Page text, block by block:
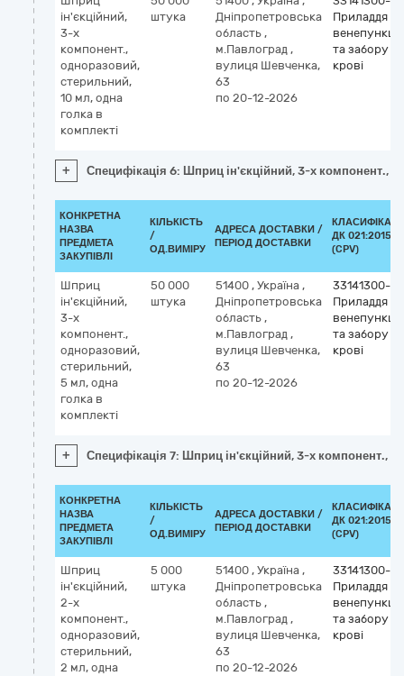
ін'єкційний,
3-х
компонент.,
одноразовий,
стерильний,
10 мл, одна
голка в
комплекті
штука
Дніпропетровська
область ,
м.Павлоград ,
вулиця Шевченка,
63
по 20-12-2026
Приладдя
венепункції
та забору
крові
+ Специфікація 6: Шприц ін'єкційний, 3-х компонент.,
КОНКРЕТНА
НАЗВА
ПРЕДМЕТА
ЗАКУПІВЛІ
КІЛЬКІСТЬ
/
ОД.ВИМІРУ
АДРЕСА ДОСТАВКИ /
ПЕРІОД ДОСТАВКИ
ДК 021:2015
(CPV)
Шприц
ін'єкційний,
3-х
компонент.,
одноразовий,
стерильний,
5 мл, одна
голка в
комплекті
50 000
штука
51400 , Україна ,
Дніпропетровська
область ,
м.Павлоград ,
вулиця Шевченка,
63
по 20-12-2026
33141300-3
Приладдя
венепункції
та забору
крові
+ Специфікація 7: Шприц ін'єкційний, 3-х компонент.,
КОНКРЕТНА
НАЗВА
ПРЕДМЕТА
ЗАКУПІВЛІ
КІЛЬКІСТЬ
/
ОД.ВИМІРУ
АДРЕСА ДОСТАВКИ /
ПЕРІОД ДОСТАВКИ
ДК 021:2015
(CPV)
Шприц
ін'єкційний,
2-х
компонент.,
одноразовий,
стерильний,
2 мл, одна
5 000
штука
51400 , Україна ,
Дніпропетровська
область ,
м.Павлоград ,
вулиця Шевченка,
63
по 20-12-2026
33141300-3
Приладдя
венепункції
та забору
крові